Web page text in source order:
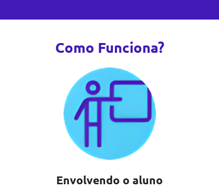
Como Funciona?
Envolvendo o aluno